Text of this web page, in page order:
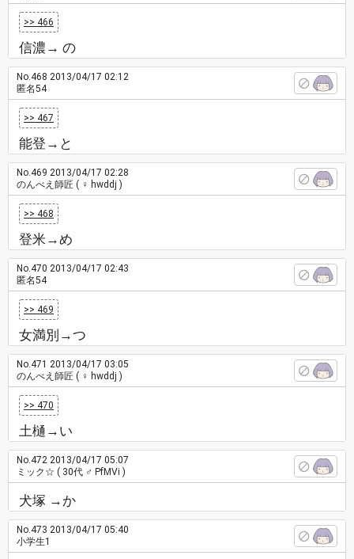
>> 466
信濃→ の
No.468 2013/04/17 02:12
匿名54
>> 467
能登→と
No.469 2013/04/17 02:28
のんべえ師匠 ( ♀ hwddj )
>> 468
登米→め
No.470 2013/04/17 02:43
匿名54
>> 469
女満別→つ
No.471 2013/04/17 03:05
のんべえ師匠 ( ♀ hwddj )
>> 470
土樋→い
No.472 2013/04/17 05:07
ミック☆ ( 30代 ♂ PfMVi )
犬塚 →か
No.473 2013/04/17 05:40
小学生1